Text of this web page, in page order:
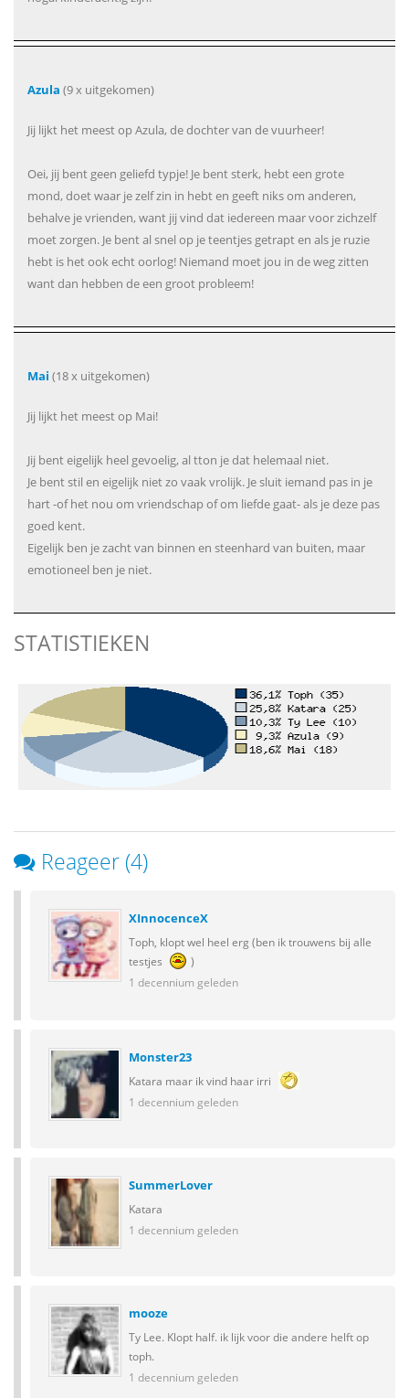
Azula (9 x uitgekomen)
Jij lijkt het meest op Azula, de dochter van de vuurheer!
Oei, jij bent geen geliefd typje! Je bent sterk, hebt een grote
mond, doet waar je zelf zin in hebt en geeft niks om anderen,
behalve je vrienden, want jij vind dat iedereen maar voor zichzelf
moet zorgen. Je bent al snel op je teentjes getrapt en als je ruzie
hebt is het ook echt oorlog! Niemand moet jou in de weg zitten
want dan hebben de een groot probleem!
Mai (18 x uitgekomen)
Jij lijkt het meest op Mai!
Jij bent eigelijk heel gevoelig, al tton je dat helemaal niet.
Je bent stil en eigelijk niet zo vaak vrolijk. Je sluit iemand pas in je
hart -of het nou om vriendschap of om liefde gaat- als je deze pas
goed kent.
Eigelijk ben je zacht van binnen en steenhard van buiten, maar
emotioneel ben je niet.
STATISTIEKEN
Reageer (4)
XInnocenceX
Toph, klopt wel heel erg (ben ik trouwens bij alle
testjes
)
1 decennium geleden
Monster23
Katara maar ik vind haar irri
1 decennium geleden
SummerLover
Katara
1 decennium geleden
mooze
Ty Lee. Klopt half. ik lijk voor die andere helft op
toph.
1 decennium geleden